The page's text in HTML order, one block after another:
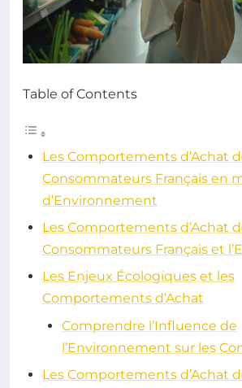
Table of Contents
Les Comportements d’Achat
Consommateurs Français en
d’Environnement
Les Comportements d’Achat
Consommateurs Français et
Les Enjeux Écologiques et les
Comportements d’Achat
Comprendre l’Influence de
l’Environnement sur les
Les Comportements d’Achat